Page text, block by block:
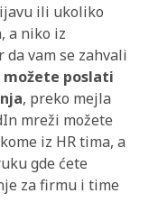
ili ukoliko
a niko iz
vam se zahvali
poslati
, preko mejla
mreži možete
iz HR tima, a
gde ćete
za firmu i time